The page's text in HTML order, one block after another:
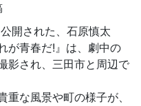
開された、石原慎太
が青春だ!』は、劇中の
影され、三田市と周辺で
な風景や町の様子が、